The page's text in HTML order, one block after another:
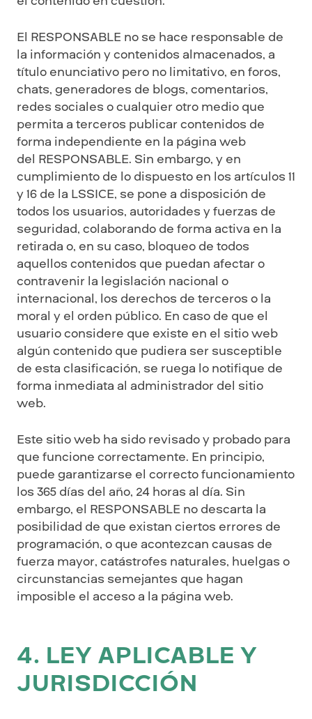
El RESPONSABLE no se hace responsable de
la información y contenidos almacenados, a
título enunciativo pero no limitativo, en foros,
chats, generadores de blogs, comentarios,
redes sociales o cualquier otro medio que
permita a terceros publicar contenidos de
forma independiente en la página web
del RESPONSABLE. Sin embargo, y en
cumplimiento de lo dispuesto en los artículos 11
y 16 de la LSSICE, se pone a disposición de
todos los usuarios, autoridades y fuerzas de
seguridad, colaborando de forma activa en la
retirada o, en su caso, bloqueo de todos
aquellos contenidos que puedan afectar o
contravenir la legislación nacional o
internacional, los derechos de terceros o la
moral y el orden público. En caso de que el
usuario considere que existe en el sitio web
algún contenido que pudiera ser susceptible
de esta clasificación, se ruega lo notifique de
forma inmediata al administrador del sitio
web.
Este sitio web ha sido revisado y probado para
que funcione correctamente. En principio,
puede garantizarse el correcto funcionamiento
los 365 días del año, 24 horas al día. Sin
embargo, el RESPONSABLE no descarta la
posibilidad de que existan ciertos errores de
programación, o que acontezcan causas de
fuerza mayor, catástrofes naturales, huelgas o
circunstancias semejantes que hagan
imposible el acceso a la página web.
4. LEY APLICABLE Y
JURISDICCIÓN